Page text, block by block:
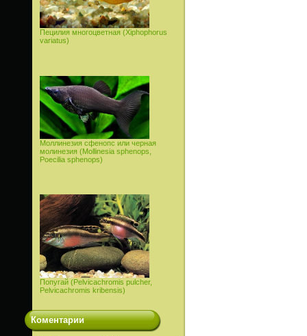
Пецилия многоцветная (Xiphophorus
variatus)
Моллинезия сфенопс или черная
молинезия (Mollinesia sphenops,
Poecilia sphenops)
Попугай (Pelvicachromis pulcher,
Pelvicachromis kribensis)
Коментарии